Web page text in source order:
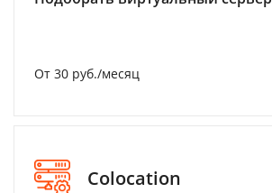
От 30 руб./месяц
Colocation